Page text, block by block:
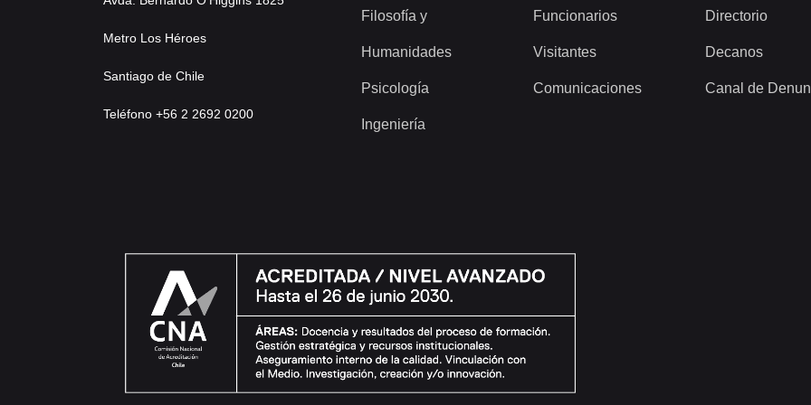
Metro Los Héroes
Santiago de Chile
Teléfono +56 2 2692 0200
Filosofía y
Humanidades
Psicología
Ingeniería
Funcionarios
Visitantes
Comunicaciones
Directorio
Decanos
Canal de